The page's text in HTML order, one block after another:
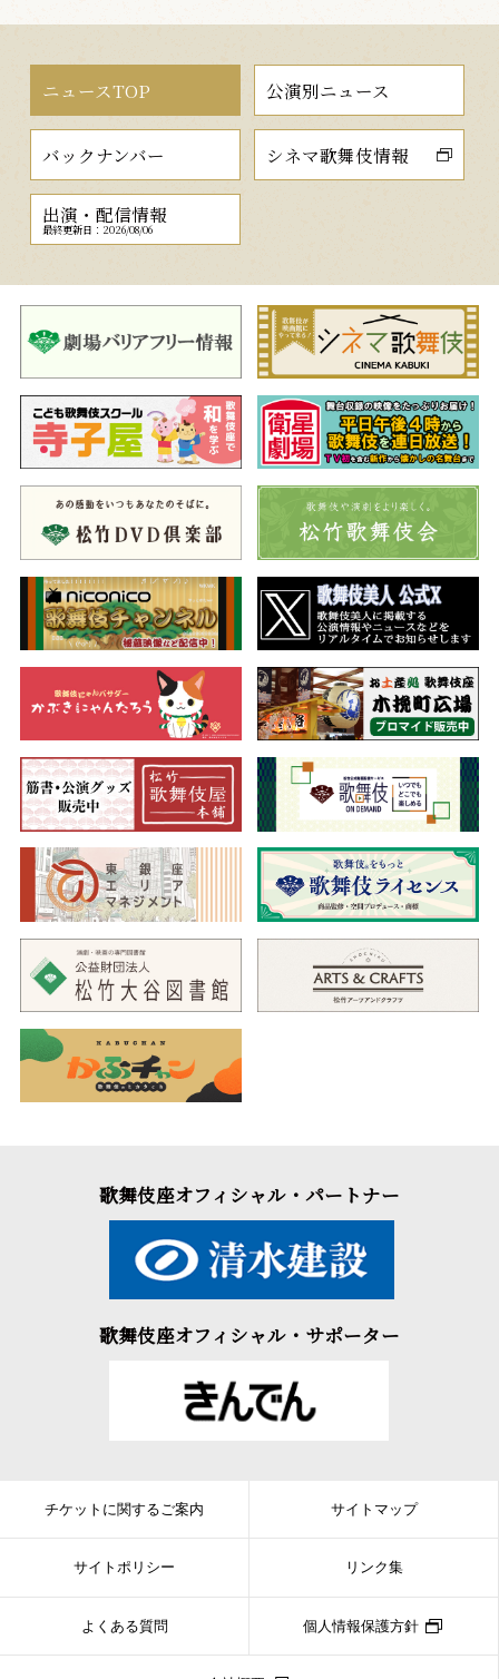
ニュースTOP 公演別ニュース
バックナンバー シネマ歌舞伎情報
出演・配信情報
最終更新日：2026/08/06
歌舞伎座オフィシャル・パートナー
歌舞伎座オフィシャル・サポーター
チケットに関するご案内 サイトマップ
サイトポリシー リンク集
よくある質問 個人情報保護方針